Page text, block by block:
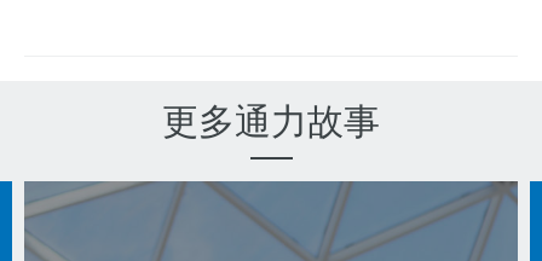
更多通力故事